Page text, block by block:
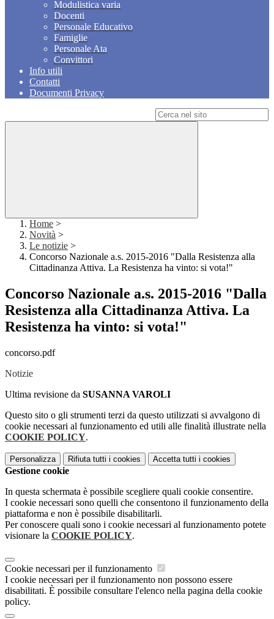
Modulistica varia
Docenti
Personale Educativo
Famiglie
Personale Ata
Convittori
Info utili
Contatti
Documenti Privacy
Home >
Novità >
Le notizie >
Concorso Nazionale a.s. 2015-2016 "Dalla Resistenza alla
Cittadinanza Attiva. La Resistenza ha vinto: si vota!"
Concorso Nazionale a.s. 2015-2016 "Dalla
Resistenza alla Cittadinanza Attiva. La
Resistenza ha vinto: si vota!"
concorso.pdf
Notizie
Ultima revisione da SUSANNA VAROLI
Questo sito o gli strumenti terzi da questo utilizzati si avvalgono di
cookie necessari al funzionamento ed utili alle finalità illustrate nella
COOKIE POLICY.
Personalizza Rifiuta tutti i cookies Accetta tutti i cookies
Gestione cookie
In questa schermata è possibile scegliere quali cookie consentire.
I cookie necessari sono quelli che consentono il funzionamento della
piattaforma e non è possibile disabilitarli.
Per conoscere quali sono i cookie necessari al funzionamento potete
visionare la COOKIE POLICY.
Cookie necessari per il funzionamento
I cookie necessari per il funzionamento non possono essere
disabilitati. È possibile consultare l'elenco nella pagina della cookie
policy.